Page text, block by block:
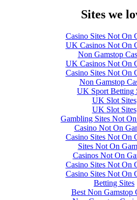
Sites we
Casino Sites Not On
UK Casinos Not On
Non Gamstop
UK Casinos Not On
Casino Sites Not On
Non Gamstop
UK Sport Betting
UK Slot Sites
UK Slot Sites
Gambling Sites Not
Casino Not On
Casino Sites Not On
Sites Not On
Casinos Not On
Casino Sites Not On
Casino Sites Not On
Betting Sites
Best Non Gamstop